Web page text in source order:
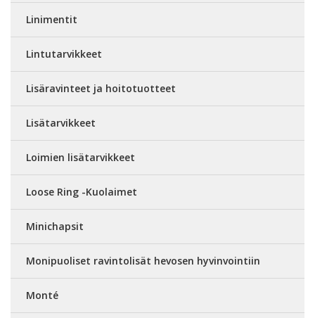
Linimentit
Lintutarvikkeet
Lisäravinteet ja hoitotuotteet
Lisätarvikkeet
Loimien lisätarvikkeet
Loose Ring -Kuolaimet
Minichapsit
Monipuoliset ravintolisät hevosen hyvinvointiin
Monté